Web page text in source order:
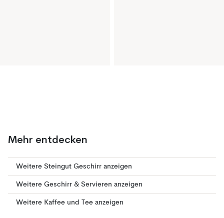
Mehr entdecken
Weitere Steingut Geschirr anzeigen
Weitere Geschirr & Servieren anzeigen
Weitere Kaffee und Tee anzeigen